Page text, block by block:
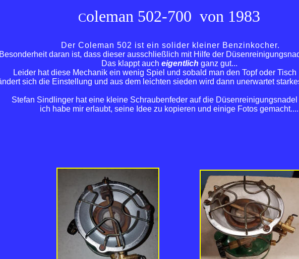
Coleman 502-700 von 1983
Der Coleman 502 ist ein solider kleiner Benzinkocher.
daran ist, dass dieser ausschließlich mit Hilfe der
Das klappt auch eigentlich ganz gut...
Leider hat diese Mechanik ein wenig Spiel und sobald man den Topf oder Tisch
sich die Einstellung und aus dem leichten sieden wird dann unerwartet
Stefan Sindlinger hat eine kleine Schraubenfeder auf die Düsenreinigungsnadel
ich habe mir erlaubt, seine Idee zu kopieren und einige Fotos gemacht....